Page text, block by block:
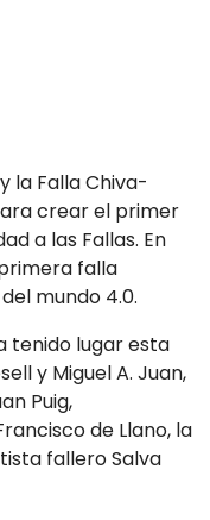
la Falla Chiva-
crear el primer
a las Fallas. En
falla
mundo 4.0.
tenido lugar esta
y Miguel A. Juan,
Puig,
de Llano, la
fallero Salva